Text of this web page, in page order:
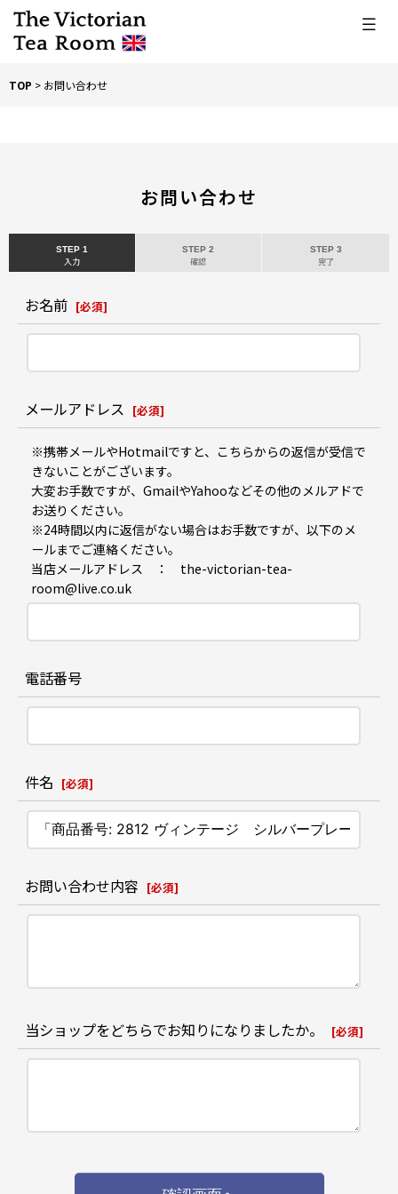
TOP > お問い合わせ
お問い合わせ
STEP 1
入力
STEP 2
確認
STEP 3
完了
お名前 [必須]
メールアドレス [必須]
※携帯メールやHotmailですと、こちらからの返信が受信で
きないことがございます。
大変お手数ですが、GmailやYahooなどその他のメルアドで
お送りください。
※24時間以内に返信がない場合はお手数ですが、以下のメ
ールまでご連絡ください。
当店メールアドレス ： the-victorian-tea-
room@live.co.uk
電話番号
件名 [必須]
お問い合わせ内容 [必須]
当ショップをどちらでお知りになりましたか。 [必須]